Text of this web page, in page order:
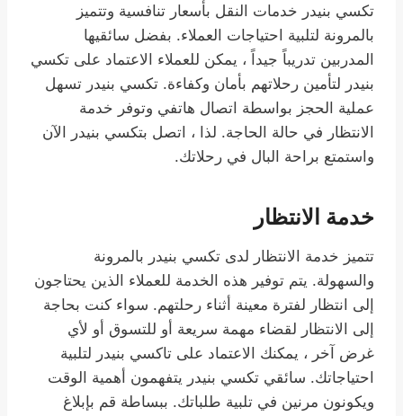
تكسي بنيدر خدمات النقل بأسعار تنافسية وتتميز
بالمرونة لتلبية احتياجات العملاء. بفضل سائقيها
المدربين تدريباً جيداً ، يمكن للعملاء الاعتماد على تكسي
بنيدر لتأمين رحلاتهم بأمان وكفاءة. تكسي بنيدر تسهل
عملية الحجز بواسطة اتصال هاتفي وتوفر خدمة
الانتظار في حالة الحاجة. لذا ، اتصل بتكسي بنيدر الآن
واستمتع براحة البال في رحلاتك.
خدمة الانتظار
تتميز خدمة الانتظار لدى تكسي بنيدر بالمرونة
والسهولة. يتم توفير هذه الخدمة للعملاء الذين يحتاجون
إلى انتظار لفترة معينة أثناء رحلتهم. سواء كنت بحاجة
إلى الانتظار لقضاء مهمة سريعة أو للتسوق أو لأي
غرض آخر ، يمكنك الاعتماد على تاكسي بنيدر لتلبية
احتياجاتك. سائقي تكسي بنيدر يتفهمون أهمية الوقت
ويكونون مرنين في تلبية طلباتك. ببساطة قم بإبلاغ